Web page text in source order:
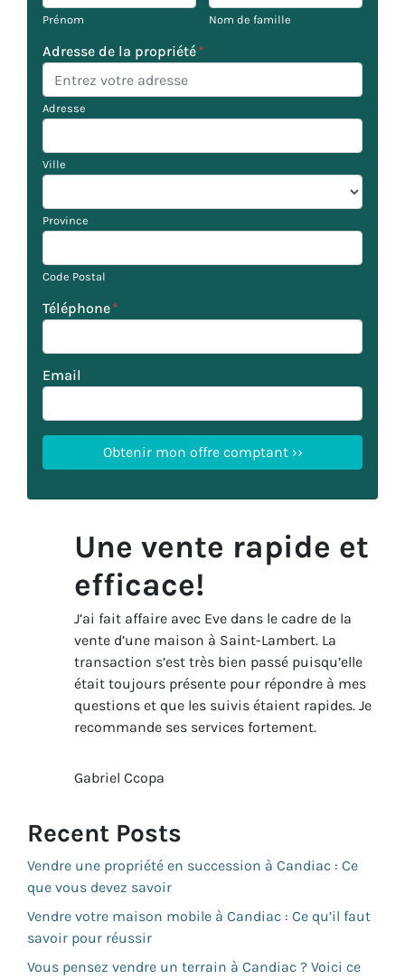
Prénom Nom de famille
Adresse de la propriété*
Adresse
Ville
Province
Code Postal
Téléphone*
Email
Une vente rapide et
efficace!
J’ai fait affaire avec Eve dans le cadre de la
vente d’une maison à Saint-Lambert. La
transaction s’est très bien passé puisqu’elle
était toujours présente pour répondre à mes
questions et que les suivis étaient rapides. Je
recommande ses services fortement.
Gabriel Ccopa
Recent Posts
Vendre une propriété en succession à Candiac : Ce
que vous devez savoir
Vendre votre maison mobile à Candiac : Ce qu’il faut
savoir pour réussir
Vous pensez vendre un terrain à Candiac ? Voici ce